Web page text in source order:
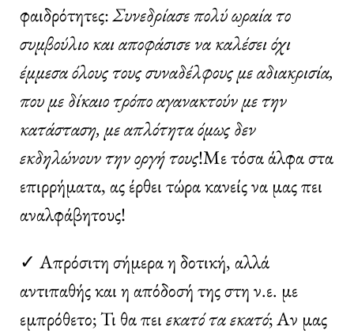
φαιδρότητες:Συνεδρίασε πολύ ωραία το
συμβούλιο και αποφάσισε να καλέσει όχι
έμμεσα όλους τους συναδέλφους με αδιακρισία,
που με δίκαιο τρόπο αγανακτούν με την
κατάσταση, με απλότητα όμως δεν
εκδηλώνουν την οργή τους!Με τόσα άλφα στα
επιρρήματα, ας έρθει τώρα κανείς να μας πει
αναλφάβητους!
✓ Απρόσιτη σήμερα η δοτική, αλλά
αντιπαθής και η απόδοσή της στη ν.ε. με
εμπρόθετο; Τι θα πειεκατό τα εκατό; Αν μας